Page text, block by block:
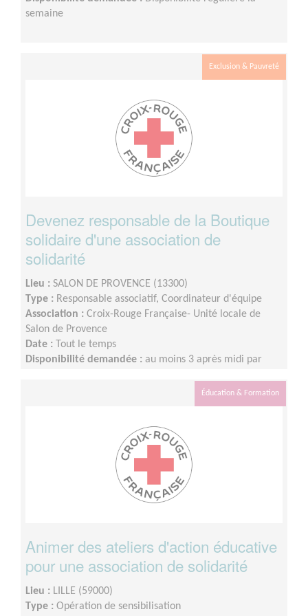
semaine
Exclusion & Pauvreté
Devenez responsable de la Boutique
solidaire d'une association de
solidarité
Lieu : SALON DE PROVENCE (13300)
Type : Responsable associatif, Coordinateur d'équipe
Association : Croix-Rouge Française- Unité locale de
Salon de Provence
Date : Tout le temps
Disponibilité demandée : au moins 3 après midi par
Éducation & Formation
Animer des ateliers d'action éducative
pour une association de solidarité
Lieu : LILLE (59000)
Type : Opération de sensibilisation